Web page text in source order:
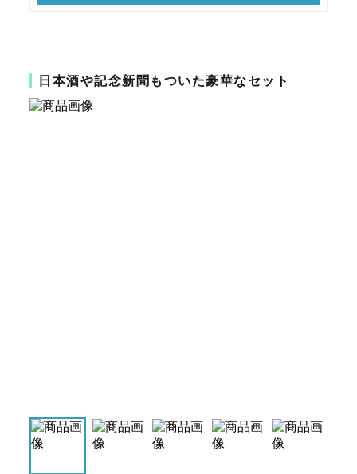
日本酒や記念新聞もついた豪華なセット